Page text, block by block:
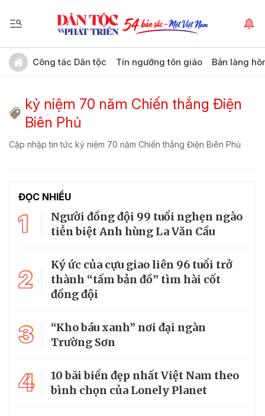
Công tác Dân tộc Tín ngưỡng tôn giáo Bản làng
kỷ niệm 70 năm Chiến thắng Điện
Biên Phủ
Cập nhập tin tức kỷ niệm 70 năm Chiến thắng Điện Biên Phủ
ĐỌC NHIỀU
1
Người đồng đội 99 tuổi nghẹn ngào
tiễn biệt Anh hùng La Văn Cầu
2
Ký ức của cựu giao liên 96 tuổi trở
thành “tấm bản đồ” tìm hài cốt
đồng đội
3
“Kho báu xanh” nơi đại ngàn
Trường Sơn
4
10 bãi biển đẹp nhất Việt Nam theo
bình chọn của Lonely Planet